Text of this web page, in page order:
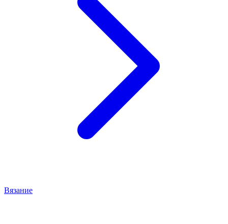
Вязание